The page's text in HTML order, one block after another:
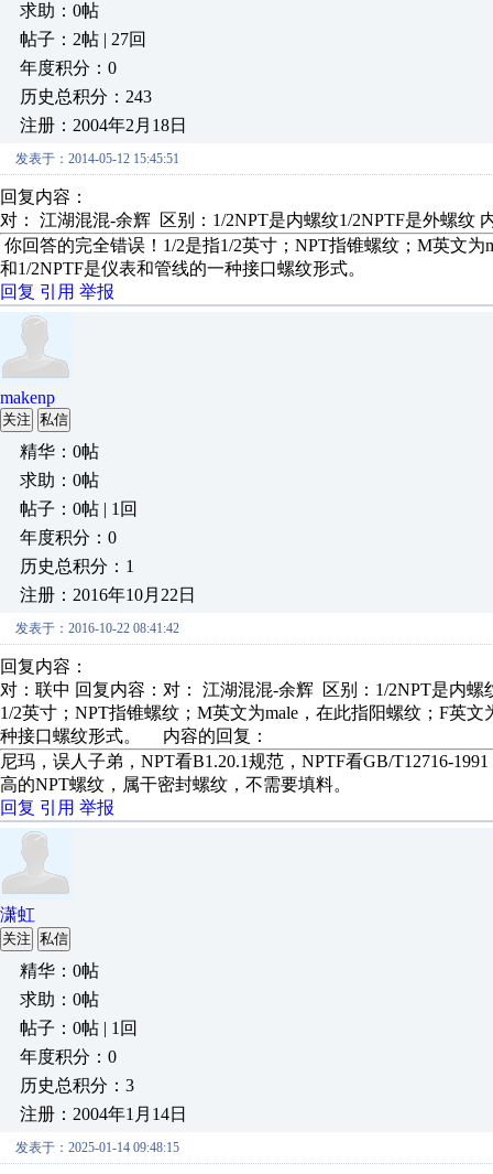
求助：0帖
帖子：2帖 | 27回
年度积分：0
历史总积分：243
注册：2004年2月18日
发表于：2014-05-12 15:45:51
回复内容：
对： 江湖混混-余辉
区别：1/2NPT是内螺纹1/2NPTF是外螺纹
你回答的完全错误！1/2是指1/2英寸；NPT指锥螺纹；M英文
和1/2NPTF是仪表和管线的一种接口螺纹形式。
回复 引用 举报
makenp
关注 私信
精华：0帖
求助：0帖
帖子：0帖 | 1回
年度积分：0
历史总积分：1
注册：2016年10月22日
发表于：2016-10-22 08:41:42
回复内容：
对：联中 回复内容：对： 江湖混混-余辉 区别：1/2NPT是内
1/2英寸；NPT指锥螺纹；M英文为male，在此指阳螺纹；F英
种接口螺纹形式。 内容的回复：
尼玛，误人子弟，NPT看B1.20.1规范，NPTF看GB/T12716-
高的NPT螺纹，属干密封螺纹，不需要填料。
回复 引用 举报
潇虹
关注 私信
精华：0帖
求助：0帖
帖子：0帖 | 1回
年度积分：0
历史总积分：3
注册：2004年1月14日
发表于：2025-01-14 09:48:15